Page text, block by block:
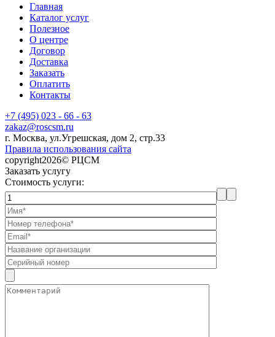
Главная
Каталог услуг
Полезное
О центре
Договор
Доставка
Заказать
Оплатить
Контакты
+7 (495) 023 - 66 - 63
zakaz@roscsm.ru
г. Москва, ул.Угрешская, дом 2, стр.33
Правила использования сайта
copyright2026© РЦСМ
Заказать услугу
Стоимость услуги: